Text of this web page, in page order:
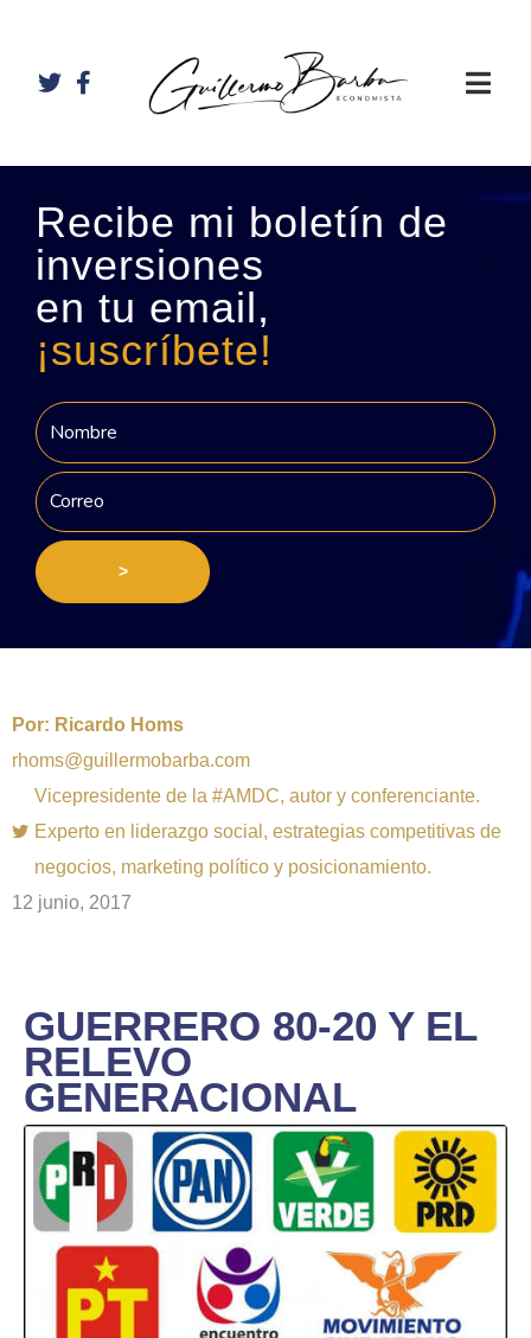
Recibe mi boletín de
inversiones
en tu email,
¡suscríbete!
>
Por: Ricardo Homs
rhoms@guillermobarba.com
Vicepresidente de la #AMDC, autor y conferenciante.
Experto en liderazgo social, estrategias competitivas de
negocios, marketing político y posicionamiento.
12 junio, 2017
GUERRERO 80-20 Y EL
RELEVO
GENERACIONAL